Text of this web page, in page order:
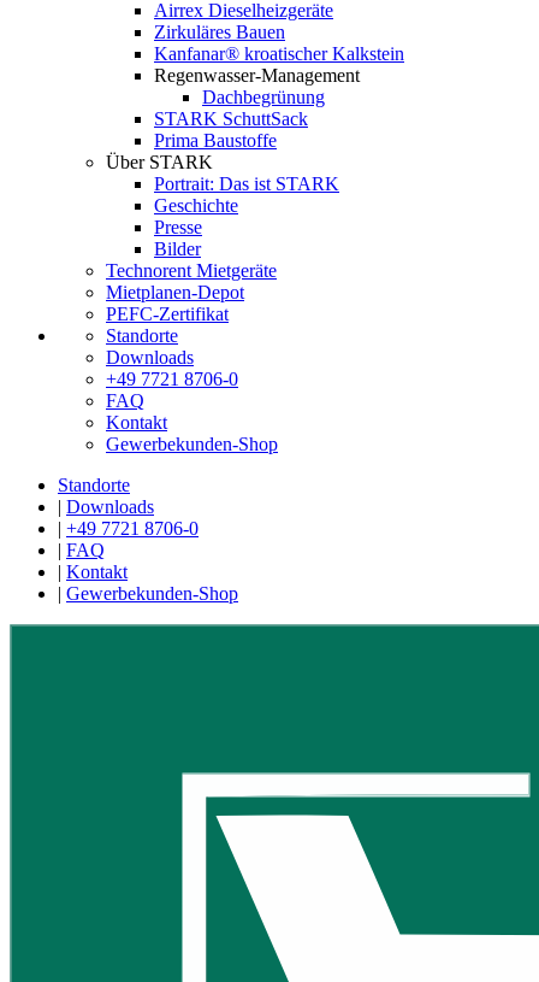
Airrex Dieselheizgeräte
Zirkuläres Bauen
Kanfanar® kroatischer Kalkstein
Regenwasser-Management
Dachbegrünung
STARK SchuttSack
Prima Baustoffe
Über STARK
Portrait: Das ist STARK
Geschichte
Presse
Bilder
Technorent Mietgeräte
Mietplanen-Depot
PEFC-Zertifikat
Standorte
Downloads
+49 7721 8706-0
FAQ
Kontakt
Gewerbekunden-Shop
Standorte
| Downloads
| +49 7721 8706-0
| FAQ
| Kontakt
| Gewerbekunden-Shop